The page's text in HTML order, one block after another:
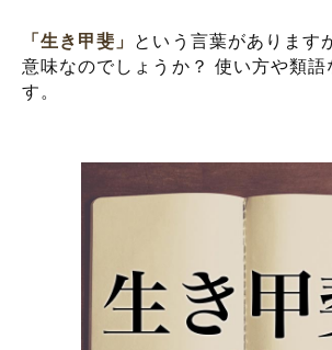
「生き甲斐」 という言葉があります
意味なのでしょうか？ 使い方や類語
す。